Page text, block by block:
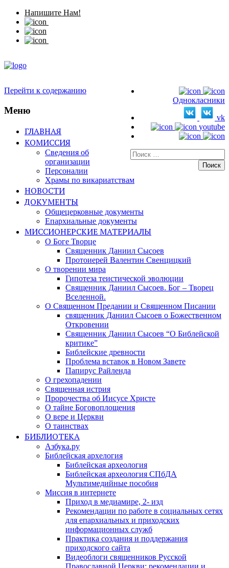
Напишите Нам!
Однокласники
vk
youtube
Искать:
Перейти к содержанию
Меню
ГЛАВНАЯ
КОМИССИЯ
Сведения об
организации
Персоналии
Храмы по викариатствам
НОВОСТИ
ДОКУМЕНТЫ
Общецерковные документы
Епархиальные документы
МИССИОНЕРСКИЕ МАТЕРИАЛЫ
О Боге Творце
Священник Даниил Сысоев
Протоиерей Валентин Свенцицкий
О творении мира
Гипотеза теистической эволюции
Священник Даниил Сысоев. Бог – Творец
Вселенной.
О Священном Предании и Священном Писании
священник Даниил Сысоев о Божественном
Откровении
Священник Даниил Сысоев “О Библейской
критике”
Библейские древности
Проблема вставок в Новом Завете
Папирус Райленда
О грехопадении
Священная истрия
Пророчества об Иисусе Христе
О тайне Боговоплощения
О вере и Церкви
О таинствах
БИБЛИОТЕКА
Азбука.ру
Библейская архелогия
Библейская археология
Библейская археология СПбДА
Мультимедийные пособия
Миссия в интернете
Приход в медиамире, 2- изд
Рекомендации по работе в социальных сетях
для епархиальных и приходских
информационных служб
Практика создания и поддержания
приходского сайта
Видеоблоги священников Русской